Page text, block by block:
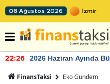
08 Ağustos 2026
22:26 2026 Haziran Ayında
FinansTaksi Eko Gündem